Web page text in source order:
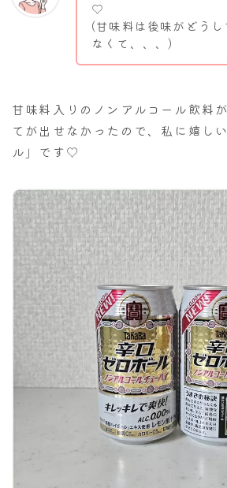
♡
(甘味料は後味がどう
なくて、、、)
甘味料入りのノンアルコール飲料
てが出せなかったので、私に嬉し
ル」です♡